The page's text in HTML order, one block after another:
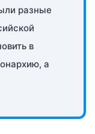
разные
в
а